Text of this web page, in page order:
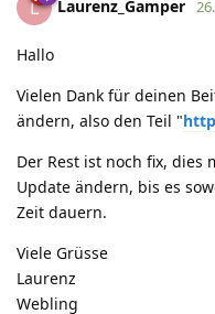
L Laurenz_Gamper
Hallo
Vielen Dank für deinen
ändern, also den Teil "
Der Rest ist noch fix,
Update ändern, bis es
Zeit dauern.
Viele Grüsse
Laurenz
Webling